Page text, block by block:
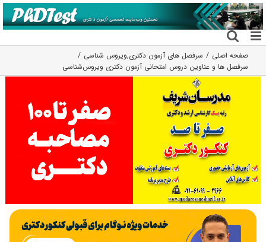
رفتن
به
محتوا
صفحه اصلی سرفصل های آزمون دکتری,ویروس شناسی
سرفصل ها و عناوین دروس امتحانی آزمون دکتری ویروس‌شناسی